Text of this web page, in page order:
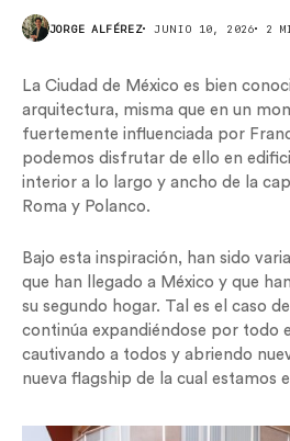
JORGE ALFÉREZ JUNIO 10, 2026 2
La Ciudad de México es bien
arquitectura, misma que en un
fuertemente influenciada por
podemos disfrutar de ello en
interior a lo largo y ancho de la
Roma y Polanco.
Bajo esta inspiración, han sido
que han llegado a México y que
su segundo hogar. Tal es el caso
continúa expandiéndose por todo
cautivando a todos y abriendo
nueva flagship de la cual estamos